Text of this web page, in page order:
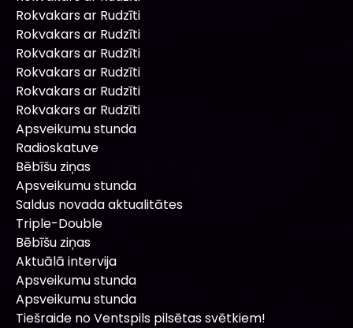
Rokvakars ar Rudzīti
Rokvakars ar Rudzīti
Rokvakars ar Rudzīti
Rokvakars ar Rudzīti
Rokvakars ar Rudzīti
Rokvakars ar Rudzīti
Apsveikumu stunda
Radioskatuve
Bēbīšu ziņas
Apsveikumu stunda
Saldus novada aktualitātes
Triple-Double
Bēbīšu ziņas
Aktuālā intervija
Apsveikumu stunda
Apsveikumu stunda
Tiešraide no Ventspils pilsētas svētkiem!